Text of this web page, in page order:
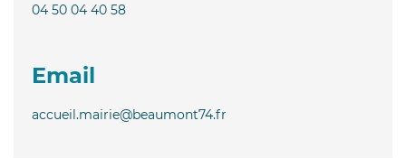
04 50 04 40 58
Email
accueil.mairie@beaumont74.fr